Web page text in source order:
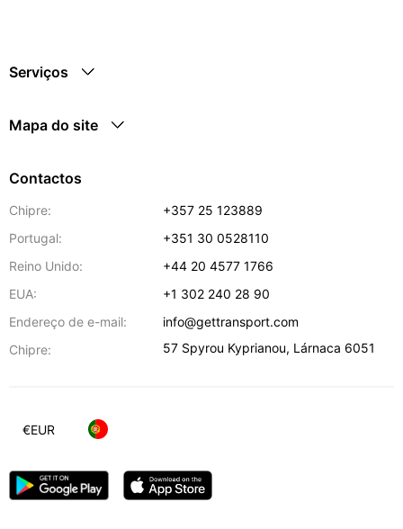
Serviços
Mapa do site
Contactos
Chipre:
+357 25 123889
Portugal:
+351 30 0528110
Reino Unido:
+44 20 4577 1766
EUA:
+1 302 240 28 90
Endereço de e-mail:
info@gettransport.com
Chipre:
57 Spyrou Kyprianou, Lárnaca 6051
€EUR